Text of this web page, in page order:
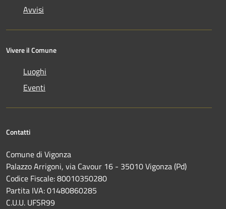
Avvisi
Vivere il Comune
Luoghi
Eventi
Contatti
Comune di Vigonza
Palazzo Arrigoni, via Cavour 16 - 35010 Vigonza (Pd)
Codice Fiscale: 80010350280
Partita IVA: 01480860285
C.U.U. UFSR99